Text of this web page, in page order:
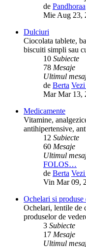
de Pandhoraa
Mie Aug 23,
Dulciuri
Ciocolata tablete,
biscuiti simpli sau
10 Subiecte
78 Mesaje
Ultimul
de Berta
Mar Mar 13,
Medicamente
Vitamine,
antihipertensive,
12 Subiecte
60 Mesaje
Ultimul
FOLOS…
de Berta
Vin Mar 09,
Ochelari si produse
Ochelari, lentile de
produselor de
3 Subiecte
17 Mesaje
Ultimul